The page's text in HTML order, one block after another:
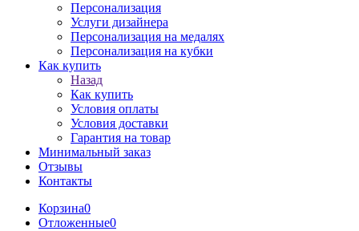
Персонализация
Услуги дизайнера
Персонализация на медалях
Персонализация на кубки
Как купить
Назад
Как купить
Условия оплаты
Условия доставки
Гарантия на товар
Минимальный заказ
Отзывы
Контакты
Корзина0
Отложенные0